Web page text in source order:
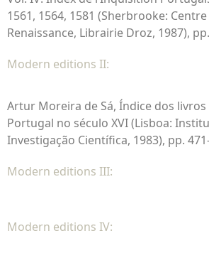
1561, 1564, 1581 (Sherbrooke: Centre
Renaissance, Librairie Droz, 1987),
Modern editions II:
Artur Moreira de Sá, Índice dos
Portugal no século XVI (Lisboa:
Investigação Científica, 1983), pp.
Modern editions III:
Modern editions IV: